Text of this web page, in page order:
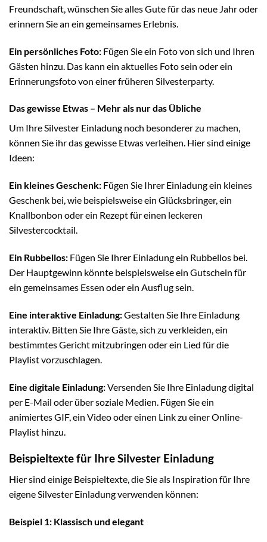
Freundschaft, wünschen Sie alles Gute für das neue Jahr oder
erinnern Sie an ein gemeinsames Erlebnis.
Ein persönliches Foto: Fügen Sie ein Foto von sich und Ihren
Gästen hinzu. Das kann ein aktuelles Foto sein oder ein
Erinnerungsfoto von einer früheren Silvesterparty.
Das gewisse Etwas – Mehr als nur das Übliche
Um Ihre Silvester Einladung noch besonderer zu machen,
können Sie ihr das gewisse Etwas verleihen. Hier sind einige
Ideen:
Ein kleines Geschenk: Fügen Sie Ihrer Einladung ein kleines
Geschenk bei, wie beispielsweise ein Glücksbringer, ein
Knallbonbon oder ein Rezept für einen leckeren
Silvestercocktail.
Ein Rubbellos: Fügen Sie Ihrer Einladung ein Rubbellos bei.
Der Hauptgewinn könnte beispielsweise ein Gutschein für
ein gemeinsames Essen oder ein Ausflug sein.
Eine interaktive Einladung:Gestalten Sie Ihre Einladung
interaktiv. Bitten Sie Ihre Gäste, sich zu verkleiden, ein
bestimmtes Gericht mitzubringen oder ein Lied für die
Playlist vorzuschlagen.
Eine digitale Einladung:Versenden Sie Ihre Einladung digital
per E-Mail oder über soziale Medien. Fügen Sie ein
animiertes GIF, ein Video oder einen Link zu einer Online-
Playlist hinzu.
Beispieltexte für Ihre Silvester Einladung
Hier sind einige Beispieltexte, die Sie als Inspiration für Ihre
eigene Silvester Einladung verwenden können:
Beispiel 1: Klassisch und elegant